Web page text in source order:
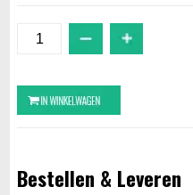
Bestellen & Leveren